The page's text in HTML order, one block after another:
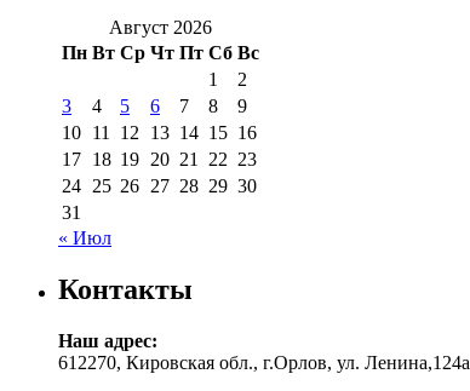
Август 2026
Пн Вт Ср Чт Пт Сб Вс
1
2
3
4 5 6 7 8
9
10 11 12 13 14 15 16
17 18 19 20 21 22 23
24 25 26 27 28 29 30
31
« Июл
Контакты
Наш адрес:
612270, Кировская обл., г.Орлов, ул. Ленина,124а